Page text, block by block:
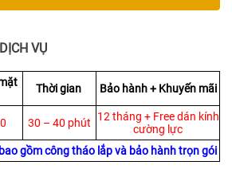
VỤ
Thời gian Bảo hành + Khuyến mãi
30 – 40 phút
12 tháng + Free dán kính
cường lực
gồm công tháo lắp và bảo hành trọn gói